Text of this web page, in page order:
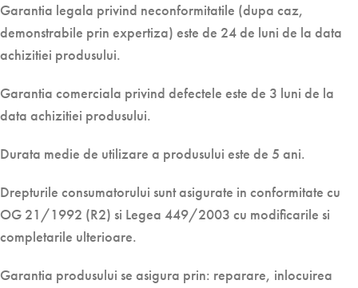
Garantia legala privind neconformitatile (dupa caz,
demonstrabile prin expertiza) este de 24 de luni de la data
achizitiei produsului.
Garantia comerciala privind defectele este de 3 luni de la
data achizitiei produsului.
Durata medie de utilizare a produsului este de 5 ani.
Drepturile consumatorului sunt asigurate in conformitate cu
OG 21/1992 (R2) si Legea 449/2003 cu modificarile si
completarile ulterioare.
Garantia produsului se asigura prin: reparare, inlocuirea